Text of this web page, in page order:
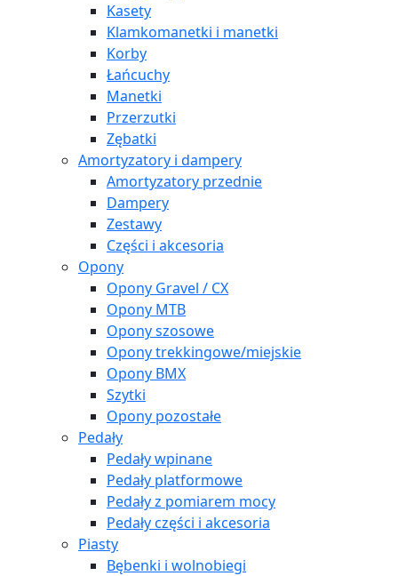
Kasety
Klamkomanetki i manetki
Korby
Łańcuchy
Manetki
Przerzutki
Zębatki
Amortyzatory i dampery
Amortyzatory przednie
Dampery
Zestawy
Części i akcesoria
Opony
Opony Gravel / CX
Opony MTB
Opony szosowe
Opony trekkingowe/miejskie
Opony BMX
Szytki
Opony pozostałe
Pedały
Pedały wpinane
Pedały platformowe
Pedały z pomiarem mocy
Pedały części i akcesoria
Piasty
Bębenki i wolnobiegi